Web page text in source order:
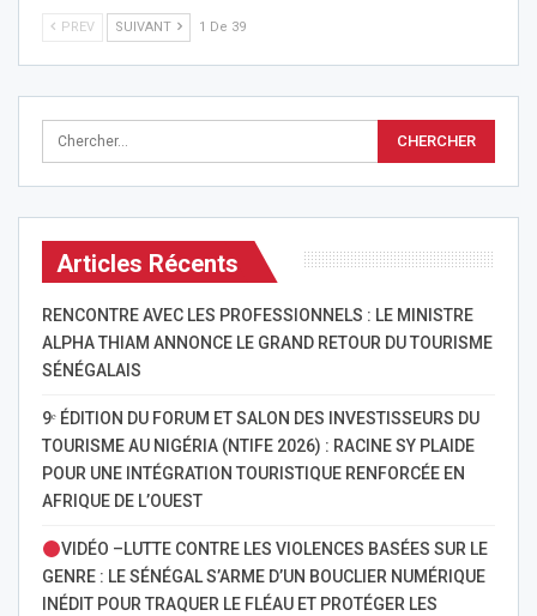
PREV SUIVANT 1 De 39
Articles Récents
RENCONTRE AVEC LES PROFESSIONNELS : LE MINISTRE
ALPHA THIAM ANNONCE LE GRAND RETOUR DU TOURISME
SÉNÉGALAIS
9ᵉ ÉDITION DU FORUM ET SALON DES INVESTISSEURS DU
TOURISME AU NIGÉRIA (NTIFE 2026) : RACINE SY PLAIDE
POUR UNE INTÉGRATION TOURISTIQUE RENFORCÉE EN
AFRIQUE DE L’OUEST
VIDÉO –LUTTE CONTRE LES VIOLENCES BASÉES SUR LE
GENRE : LE SÉNÉGAL S’ARME D’UN BOUCLIER NUMÉRIQUE
INÉDIT POUR TRAQUER LE FLÉAU ET PROTÉGER LES